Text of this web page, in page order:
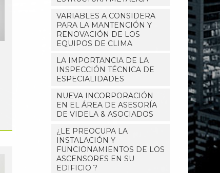
VARIABLES A CONSIDERA
PARA LA MANTENCIÓN Y
RENOVACIÓN DE LOS
EQUIPOS DE CLIMA
LA IMPORTANCIA DE LA
INSPECCIÓN TÉCNICA DE
ESPECIALIDADES
NUEVA INCORPORACIÓN
EN EL ÁREA DE ASESORÍA
DE VIDELA & ASOCIADOS
¿LE PREOCUPA LA
INSTALACIÓN Y
FUNCIONAMIENTOS DE LOS
ASCENSORES EN SU
EDIFICIO ?